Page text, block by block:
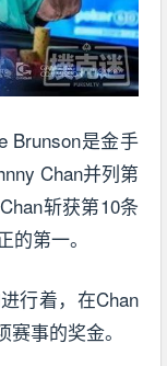
Brunson是金手
Chan并列第
斩获第10条
第一。
行着，在Chan
事的奖金。